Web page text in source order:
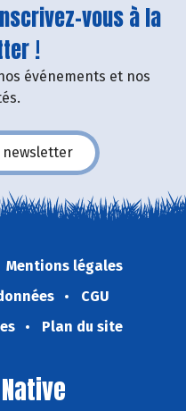
vous à la
!
événements et nos
Mentions légales
CGU
Plan du site